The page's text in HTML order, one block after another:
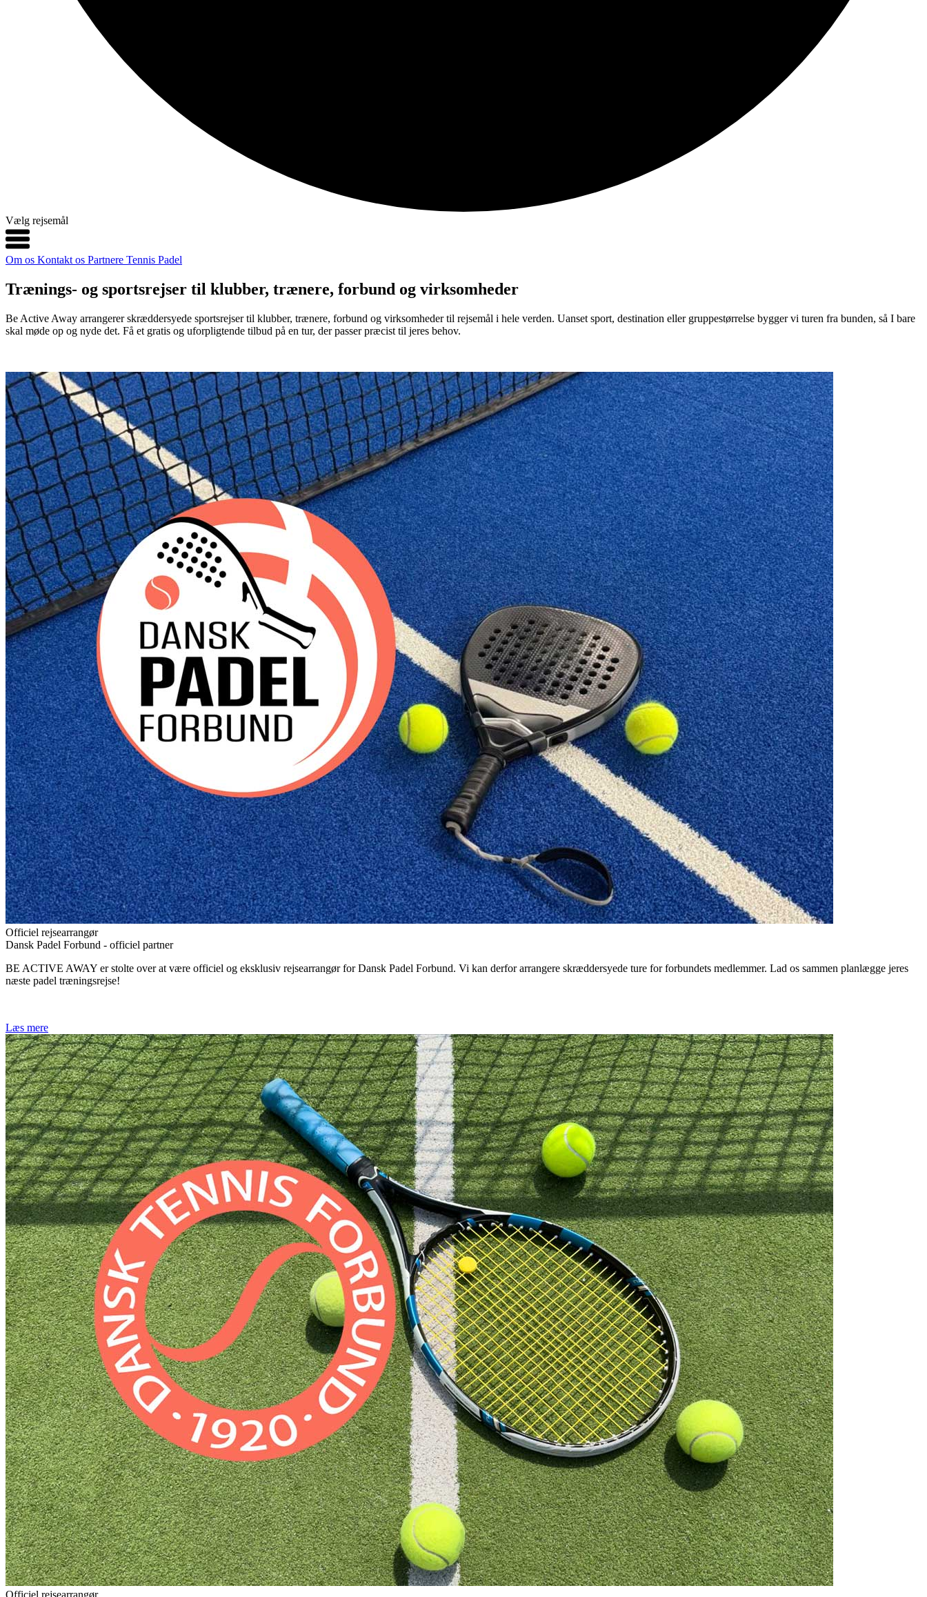
Vælg rejsemål
Om os Kontakt os Partnere Tennis Padel
Trænings- og sportsrejser til klubber, trænere, forbund og virksomheder
Be Active Away arrangerer skræddersyede sportsrejser til klubber, trænere, forbund og virksomheder til rejsemål i hele verden. Uanset sport, destination eller gruppestørrelse bygger vi turen fra bunden, så I bare
skal møde op og nyde det. Få et gratis og uforpligtende tilbud på en tur, der passer præcist til jeres behov.
Officiel rejsearrangør
Dansk Padel Forbund - officiel partner
BE ACTIVE AWAY er stolte over at være officiel og eksklusiv rejsearrangør for Dansk Padel Forbund. Vi kan derfor arrangere skræddersyede ture for forbundets medlemmer. Lad os sammen planlægge jeres
næste padel træningsrejse!
Læs mere
Officiel rejsearrangør